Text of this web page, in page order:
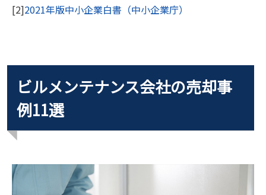
[2]2021年版中小企業白書（中小企業庁）
ビルメンテナンス会社の売却事
例11選